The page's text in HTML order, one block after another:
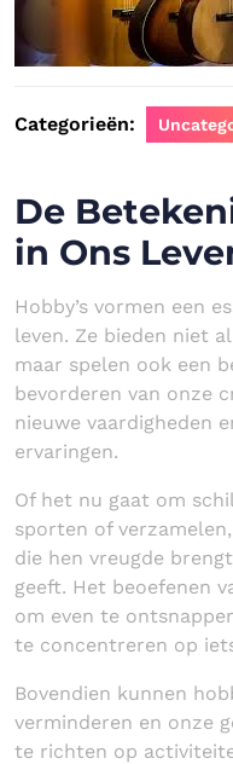
Categorieën:
De
in Ons
Hobby’s vormen een
leven. Ze bieden niet
maar spelen ook een
bevorderen van onze
nieuwe vaardigheden
ervaringen.
Of het nu gaat om
sporten of
die hen vreugde
geeft. Het beoefenen
om even te
te concentreren op
Bovendien kunnen
verminderen en onze
te richten op